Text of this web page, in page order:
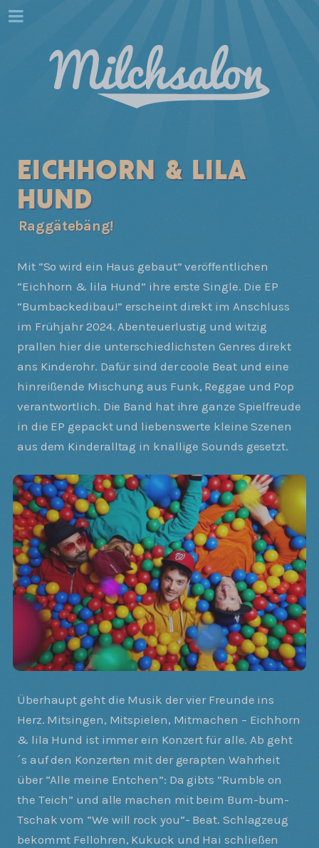
EICHHORN & LILA
HUND
Raggätebäng!
Mit “So wird ein Haus gebaut” veröffentlichen
“Eichhorn & lila Hund” ihre erste Single. Die EP
“Bumbackedibau!” erscheint direkt im Anschluss
im Frühjahr 2024. Abenteuerlustig und witzig
prallen hier die unterschiedlichsten Genres direkt
ans Kinderohr. Dafür sind der coole Beat und eine
hinreißende Mischung aus Funk, Reggae und Pop
verantwortlich. Die Band hat ihre ganze Spielfreude
in die EP gepackt und liebenswerte kleine Szenen
aus dem Kinderalltag in knallige Sounds gesetzt.
Überhaupt geht die Musik der vier Freunde ins
Herz. Mitsingen, Mitspielen, Mitmachen – Eichhorn
& lila Hund ist immer ein Konzert für alle. Ab geht
´s auf den Konzerten mit der gerapten Wahrheit
über “Alle meine Entchen”: Da gibts “Rumble on
the Teich” und alle machen mit beim Bum-bum-
Tschak vom “We will rock you”- Beat. Schlagzeug
bekommt Fellohren, Kukuck und Hai schließen